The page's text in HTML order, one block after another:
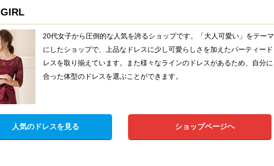
GIRL
20代女子から圧倒的な人気を誇るショップです。「大人可愛い」をテーマ
にしたショップで、上品なドレスに少し可愛らしさを加えたパーティード
レスを取り揃えています。また様々なラインのドレスがあるため、自分に
合った体型のドレスを選ぶことができます。
人気のドレスを見る ショップページヘ